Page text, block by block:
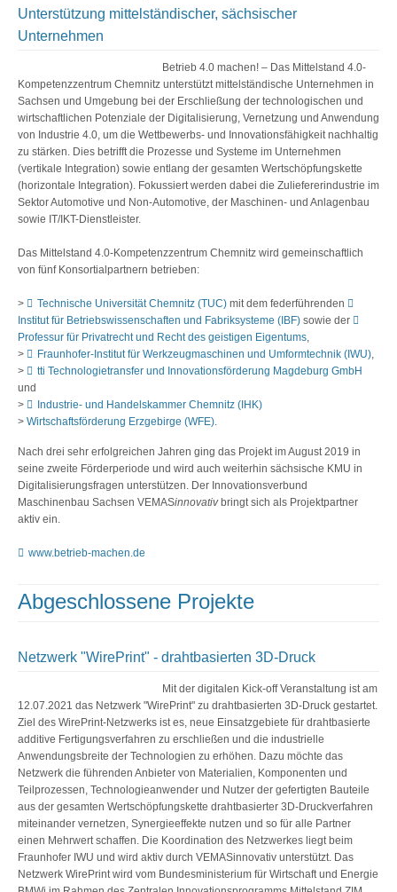
Unterstützung mittelständischer, sächsischer
Unternehmen
Betrieb 4.0 machen! – Das Mittelstand 4.0-
Kompetenzzentrum Chemnitz unterstützt mittelständische Unternehmen in
Sachsen und Umgebung bei der Erschließung der technologischen und
wirtschaftlichen Potenziale der Digitalisierung, Vernetzung und Anwendung
von Industrie 4.0, um die Wettbewerbs- und Innovationsfähigkeit nachhaltig
zu stärken. Dies betrifft die Prozesse und Systeme im Unternehmen
(vertikale Integration) sowie entlang der gesamten Wertschöpfungskette
(horizontale Integration). Fokussiert werden dabei die Zuliefererindustrie im
Sektor Automotive und Non-Automotive, der Maschinen- und Anlagenbau
sowie IT/IKT-Dienstleister.
Das Mittelstand 4.0-Kompetenzzentrum Chemnitz wird gemeinschaftlich
von fünf Konsortialpartnern betrieben:
> Technische Universität Chemnitz (TUC) mit dem federführenden
Institut für Betriebswissenschaften und Fabriksysteme (IBF) sowie der
Professur für Privatrecht und Recht des geistigen Eigentums,
>
Fraunhofer-Institut für Werkzeugmaschinen und Umformtechnik (IWU),
>
tti Technologietransfer und Innovationsförderung Magdeburg GmbH
und
>
Industrie- und Handelskammer Chemnitz (IHK)
> Wirtschaftsförderung Erzgebirge (WFE).
Nach drei sehr erfolgreichen Jahren ging das Projekt im August 2019 in
seine zweite Förderperiode und wird auch weiterhin sächsische KMU in
Digitalisierungsfragen unterstützen. Der Innovationsverbund
Maschinenbau Sachsen VEMASinnovativbringt sich als Projektpartner
aktiv ein.
www.betrieb-machen.de
Abgeschlossene Projekte
Netzwerk "WirePrint" - drahtbasierten 3D-Druck
Mit der digitalen Kick-off Veranstaltung ist am
12.07.2021 das Netzwerk "WirePrint" zu drahtbasierten 3D-Druck gestartet.
Ziel des WirePrint-Netzwerks ist es, neue Einsatzgebiete für drahtbasierte
additive Fertigungsverfahren zu erschließen und die industrielle
Anwendungsbreite der Technologien zu erhöhen. Dazu möchte das
Netzwerk die führenden Anbieter von Materialien, Komponenten und
Teilprozessen, Technologieanwender und Nutzer der gefertigten Bauteile
aus der gesamten Wertschöpfungskette drahtbasierter 3D-Druckverfahren
miteinander vernetzen, Synergieeffekte nutzen und so für alle Partner
einen Mehrwert schaffen. Die Koordination des Netzwerkes liegt beim
Fraunhofer IWU und wird aktiv durch VEMASinnovativ unterstützt. Das
Netzwerk WirePrint wird vom Bundesministerium für Wirtschaft und Energie